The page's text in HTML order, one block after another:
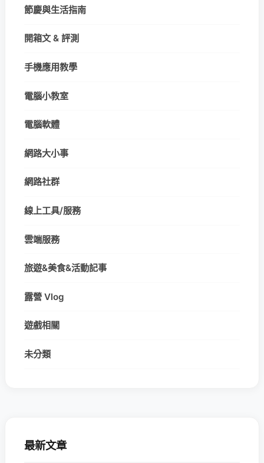
節慶與生活指南
開箱文 & 評測
手機應用教學
電腦小教室
電腦軟體
網路大小事
網路社群
線上工具/服務
雲端服務
旅遊&美食&活動記事
露營 Vlog
遊戲相關
未分類
最新文章